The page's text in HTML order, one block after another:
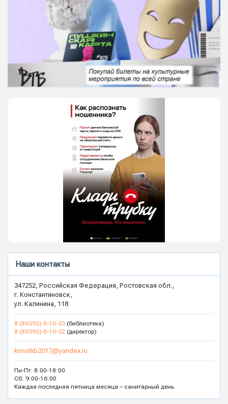
Наши контакты
347252, Российская Федерация, Ростовская обл.,
г. Константиновск,
ул. Калинина, 118
8 (86393) 6-10-33 (библиотека)
8 (86393) 6-10-32 (директор)
konstlib2017@yandex.ru
Пн-Пт: 8:00-18:00
Сб: 9:00-16:00
Каждая последняя пятница месяца – санитарный день